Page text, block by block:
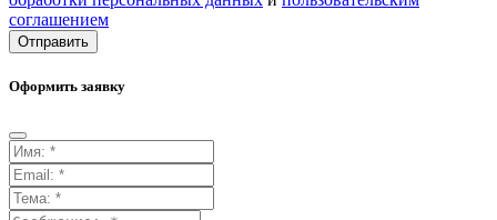
соглашением
Отправить
Оформить заявку